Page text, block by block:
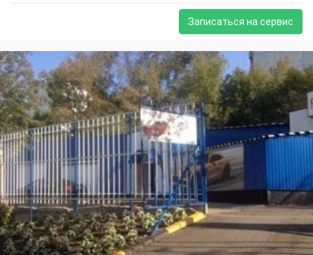
Записаться на сервис